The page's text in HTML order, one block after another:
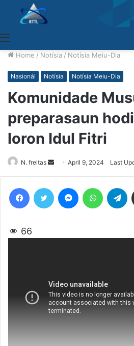
Home / Notísia / Notísia Meiu-Dia
Nasionál Notísia Notísia Meiu-Dia
Komunidade
preparasaun
loron Idul Fitri
N. freitas
Send
an
email
April 9, 2024 Last
66